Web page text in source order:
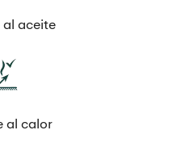
al aceite
al calor